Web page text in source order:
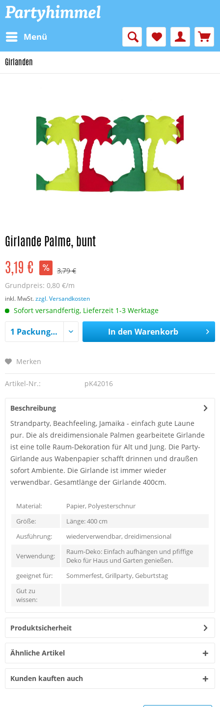
Menü
Girlanden
Girlande Palme, bunt
3,19 €
3,79 €
Grundpreis: 0,80 €/m
inkl. MwSt.zzgl. Versandkosten
Sofort versandfertig, Lieferzeit 1-3 Werktage
In den Warenkorb
Merken
Artikel-Nr.: pK42016
Beschreibung
Strandparty, Beachfeeling, Jamaika - einfach gute Laune
pur. Die als dreidimensionale Palmen gearbeitete Girlande
ist eine tolle Raum-Dekoration für Alt und Jung. Die Party-
Girlande aus Wabenpapier schafft drinnen und draußen
sofort Ambiente. Die Girlande ist immer wieder
verwendbar. Gesamtlänge der Girlande 400cm.
Material:
Papier, Polyesterschnur
Größe:
Länge: 400 cm
Ausführung:
wiederverwendbar, dreidimensional
Verwendung:
Raum-Deko: Einfach aufhängen und pfiffige
Deko für Haus und Garten genießen.
geeignet für:
Sommerfest, Grillparty, Geburtstag
Gut zu
wissen:
Produktsicherheit
Ähnliche Artikel
Kunden kauften auch